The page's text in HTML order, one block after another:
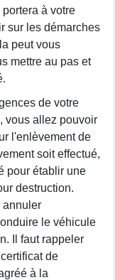
à votre
sur les démarches
peut vous
mettre au pas et
de votre
vous allez pouvoir
l'enlèvement de
soit effectué,
pour établir une
destruction.
annuler
le véhicule
Il faut rappeler
de
à la